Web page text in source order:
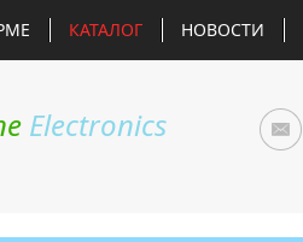
КАТАЛОГ НОВОСТИ
Electronics